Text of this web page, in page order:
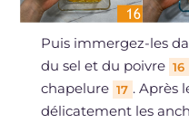
Puis immergez-les
du sel et du poivre 16
chapelure 17 . Après
délicatement les